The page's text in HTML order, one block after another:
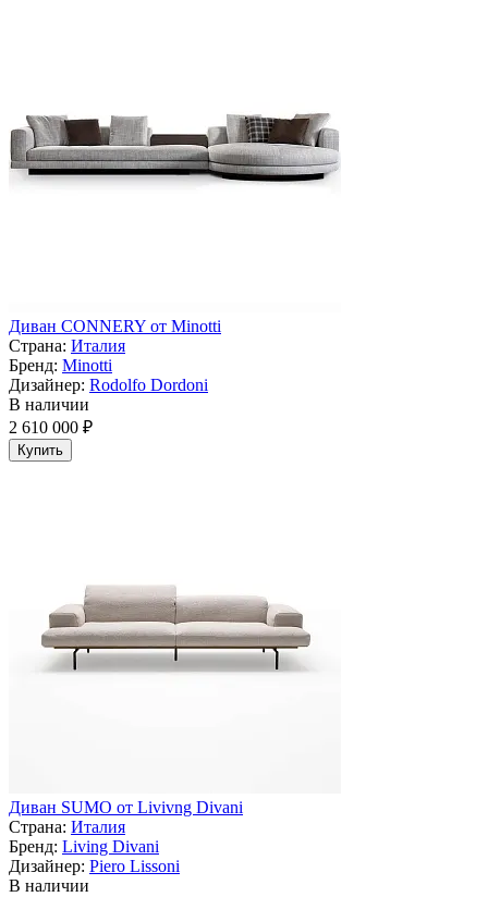
Диван CONNERY от Minotti
Страна: Италия
Бренд: Minotti
Дизайнер: Rodolfo Dordoni
В наличии
2 610 000 ₽
Купить
Диван SUMO от Livivng Divani
Страна: Италия
Бренд: Living Divani
Дизайнер: Piero Lissoni
В наличии